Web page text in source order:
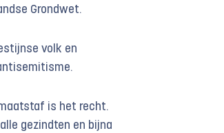
Grondwet.
volk en
is het recht.
gezindten en bijna